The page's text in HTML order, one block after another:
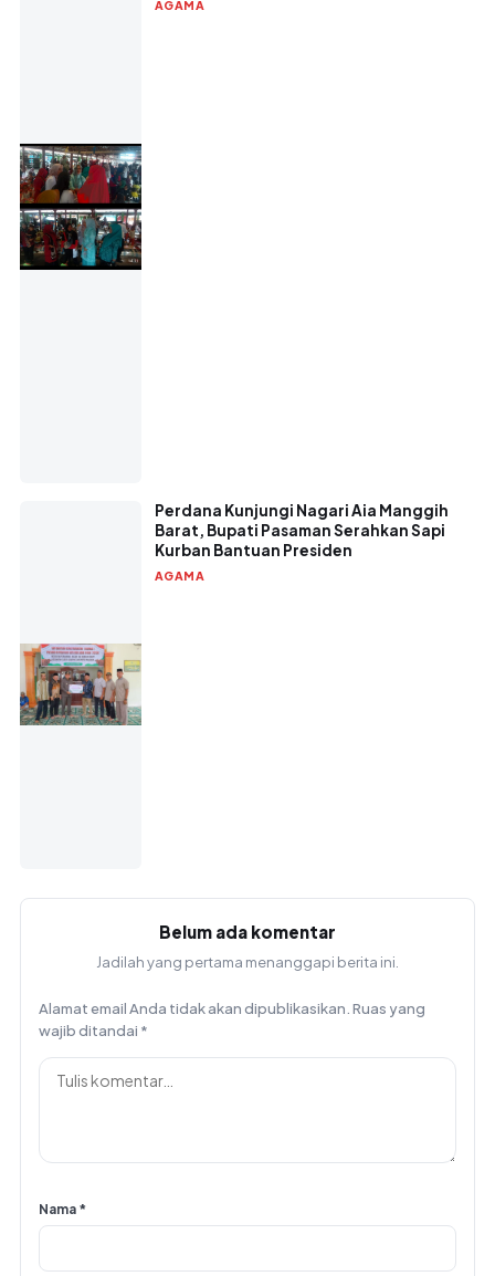
AGAMA
Perdana Kunjungi Nagari Aia Manggih
Barat, Bupati Pasaman Serahkan Sapi
Kurban Bantuan Presiden
AGAMA
Belum ada komentar
Jadilah yang pertama menanggapi berita ini.
Alamat email Anda tidak akan dipublikasikan. Ruas yang
wajib ditandai *
Nama *